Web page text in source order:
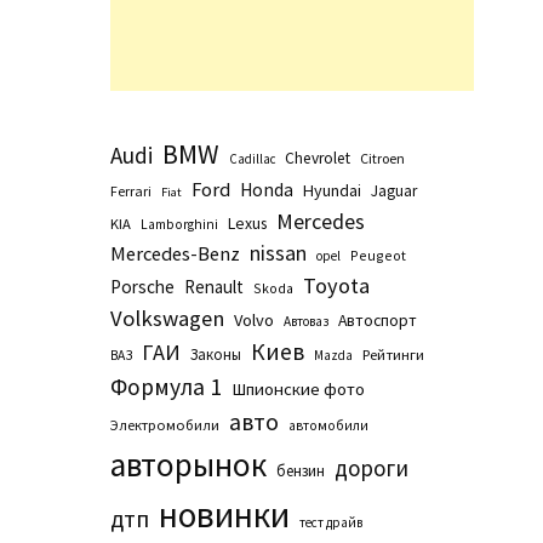
Audi BMW Cadillac Chevrolet Citroen
Ferrari
Fiat Ford Honda Hyundai Jaguar
KIA Lamborghini Lexus Mercedes
Mercedes-Benz nissan opel Peugeot
Porsche Renault Skoda
Toyota
Volkswagen Volvo Автоваз Автоспорт
ВАЗ ГАИ Законы Киев Маzda Рейтинги
Формула 1 Шпионские фото
Электромобили авто автомобили
авторынок бензин дороги
дтп новинки тест драйв